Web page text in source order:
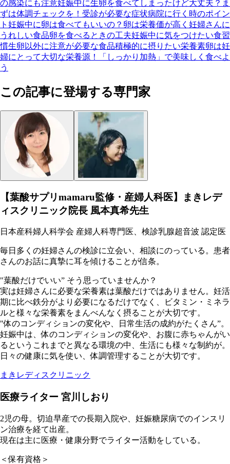
の感染にも注意妊娠中に生卵を食べてしまったけど大丈夫？ ま
ずは体調チェックを！受診が必要な症状病院に行く時のポイン
ト 妊娠中に卵は食べてもいいの？ 卵は栄養価が高く妊婦さんに
うれしい食品卵を食べるときの工夫妊娠中に気をつけたい食習
慣生卵以外に注意が必要な食品積極的に摂りたい栄養素卵は妊
婦にとって大切な栄養源！「しっかり加熱」で美味しく食べよ
う
この記事に登場する専門家
【葉酸サプリmamaru監修・産婦人科医】まきレデ
ィスクリニック院長 風本真希先生
日本産科婦人科学会 産婦人科専門医、検診乳腺超音波 認定医
毎日多くの妊婦さんの検診に立会い、相談にのっている。患者
さんのお話に真摯に耳を傾けることが信条。
"葉酸だけでいい” そう思っていませんか？
実は妊婦さんに必要な栄養素は葉酸だけではありません。妊活
期に比べ鉄分がより必要になるだけでなく、ビタミン・ミネラ
ルと様々な栄養素をまんべんなく摂ることが大切です。
"体のコンディションの変化や、日常生活の成約がたくさん”。
妊娠中は、体のコンディションの変化や、お腹に赤ちゃんがい
るというこれまでと異なる環境の中、生活にも様々な制約が。
日々の健康に気を使い、体調管理することが大切です。
まきレディスクリニック
医療ライター 宮川しおり
2児の母。切迫早産での長期入院や、妊娠糖尿病でのインスリ
ン治療を経て出産。
現在は主に医療・健康分野でライター活動をしている。
＜保有資格＞